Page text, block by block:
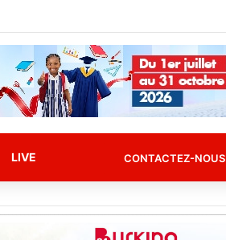
LIVE CONTACTEZ-NOUS